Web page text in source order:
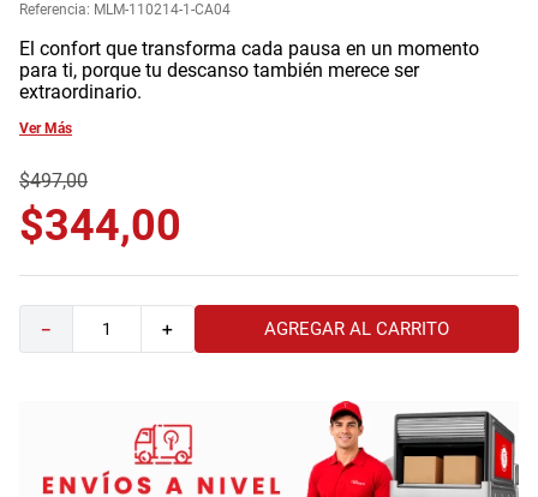
Referencia: MLM-110214-1-CA04
El confort que transforma cada pausa en un momento
para ti, porque tu descanso también merece ser
extraordinario.
Ver Más
$497,00
$344,00
＋
－ AGREGAR AL CARRITO
7.
comoda
8.
armario lux
9.
havana master